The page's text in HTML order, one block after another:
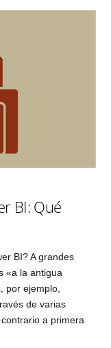
BI: Qué
BI? A grandes
«a la antigua
por ejemplo,
de varias
a primera